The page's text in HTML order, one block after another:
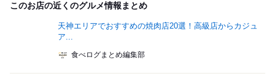
このお店の近くのグルメ情報まとめ
天神エリアでおすすめの焼肉店20選！高級店からカジュ
ア...
食べログまとめ編集部